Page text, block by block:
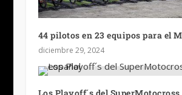
44 pilotos en 23 equipos para el
diciembre 29, 2024